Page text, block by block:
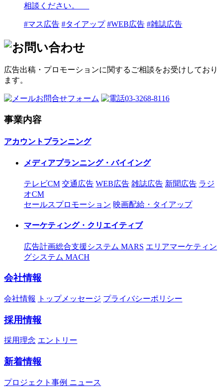
相談ください。
#マス広告 #タイアップ #WEB広告 #雑誌広告
広告出稿・プロモーションに関するご相談をお受けしており
ます。
お問合せフォーム 03-3268-8116
事業内容
アカウントプランニング
メディアプランニング・バイイング
テレビCM 交通広告 WEB広告 雑誌広告 新聞広告 ラジ
オCM
セールスプロモーション 映画配給・タイアップ
マーケティング・クリエイティブ
広告計画総合支援システム MARS エリアマーケティン
グシステム MACH
会社情報
会社情報 トップメッセージ プライバシーポリシー
採用情報
採用理念 エントリー
新着情報
プロジェクト事例 ニュース